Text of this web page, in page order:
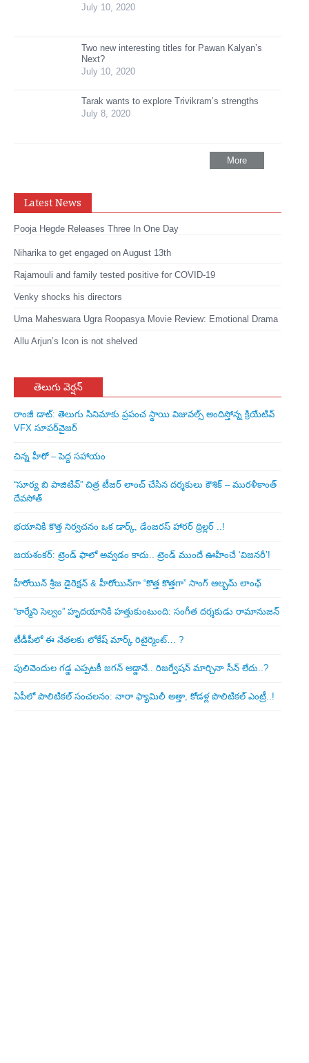
July 10, 2020
Two new interesting titles for Pawan Kalyan’s
Next?
July 10, 2020
Tarak wants to explore Trivikram’s strengths
July 8, 2020
More
Latest News
Pooja Hegde Releases Three In One Day
Niharika to get engaged on August 13th
Rajamouli and family tested positive for COVID-19
Venky shocks his directors
Uma Maheswara Ugra Roopasya Movie Review: Emotional Drama
Allu Arjun’s Icon is not shelved
తెలుగు వెర్షన్
రాంజీ డాట్: తెలుగు సినిమాకు ప్రపంచ స్థాయి విజువల్స్ అందిస్తోన్న క్రియేటివ్
VFX సూపర్‌వైజర్
చిన్న హీరో – పెద్ద సహాయం
“సూర్య బి పాజిటివ్” చిత్ర టీజర్ లాంచ్ చేసిన‌ దర్శకులు కౌశిక్ – మురళీకాంత్
దేవసోత్
భయానికి కొత్త నిర్వచనం ఒక డార్క్, డేంజరస్ హారర్ థ్రిల్లర్ ..!
జయశంకర్: ట్రెండ్‌ ఫాలో అవ్వడం కాదు.. ట్రెండ్‌ ముందే ఊహించే ‘విజనరీ’!
హీరోయిన్ శ్రీజ డైరెక్ష‌న్ & హీరోయిన్‌గా “కొత్త కొత్తగా” సాంగ్ ఆల్బమ్ లాంఛ్
“కార్మేని సెల్వం” హృదయానికి హత్తుకుంటుంది: సంగీత దర్శకుడు రామానుజన్
టీడీపీలో ఈ నేత‌ల‌కు లోకేష్ మార్క్ రిటైర్మెంట్‌… ?
పులివెందుల గ‌డ్డ ఎప్ప‌ట‌కీ జ‌గ‌న్ అడ్డానే.. రిజ‌ర్వేష‌న్ మార్చినా సీన్ లేదు..?
ఏపీలో పొలిటిక‌ల్ సంచ‌ల‌నం: నారా ఫ్యామిలీ అత్తా, కోడ‌ళ్ల పొలిటికల్ ఎంట్రీ..!